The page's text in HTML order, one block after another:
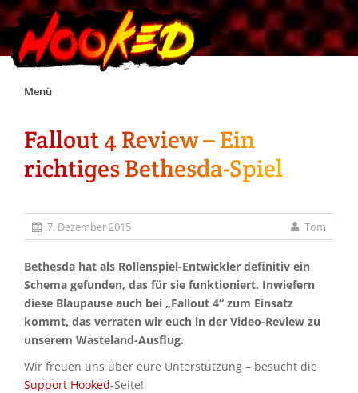
Skip
Menü
Unterstützt Hooked!
Exklusiv für Supporter*innen
Impressum
Jobs
Discord
Fallout 4 Review – Ein
richtiges Bethesda-Spiel
7. Dezember 2015 Tom
Bethesda hat als Rollenspiel-Entwickler definitiv ein
Schema gefunden, das für sie funktioniert. Inwiefern
diese Blaupause auch bei „Fallout 4“ zum Einsatz
kommt, das verraten wir euch in der Video-Review zu
unserem Wasteland-Ausflug.
Wir freuen uns über eure Unterstützung – besucht die
Support Hooked-Seite!